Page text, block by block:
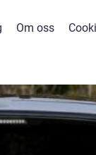
Om oss